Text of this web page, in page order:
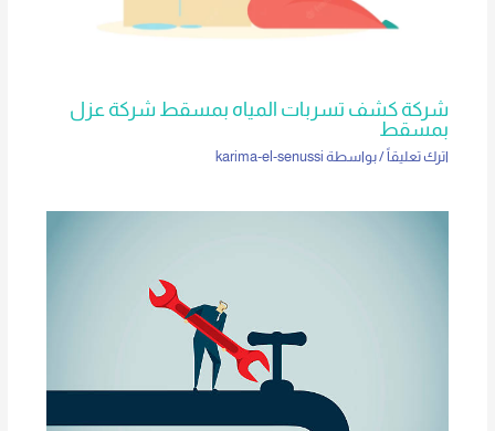
شركة كشف تسربات المياه بمسقط شركة عزل
بمسقط
اترك تعليقاً / بواسطة karima-el-senussi